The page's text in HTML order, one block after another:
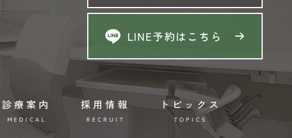
診療案内
MEDICAL
採用情報
RECRUIT
トピックス
TOPICS
LINE予約はこちら